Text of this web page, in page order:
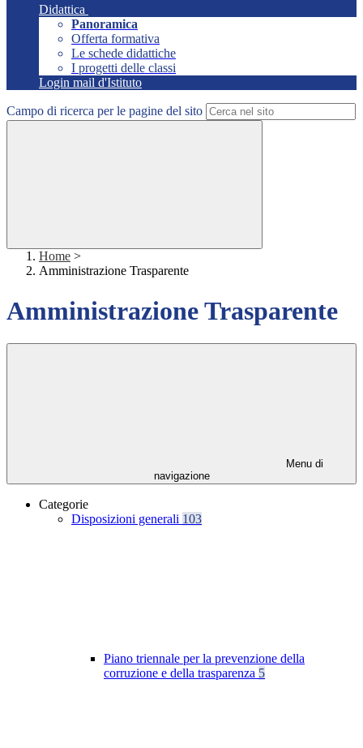
Didattica
Panoramica
Offerta formativa
Le schede didattiche
I progetti delle classi
Login mail d'Istituto
Campo di ricerca per le pagine del sito
Home >
Amministrazione Trasparente
Amministrazione Trasparente
Menu di
navigazione
Categorie
Disposizioni generali 103
Piano triennale per la prevenzione della
corruzione e della trasparenza 5